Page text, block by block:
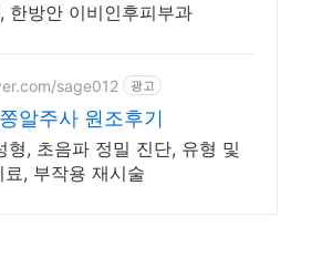
한방안 이비인후피부과
sage012 광고
알주사 원조후기
형, 초음파 정밀 진단, 유형 및
, 부작용 재시술